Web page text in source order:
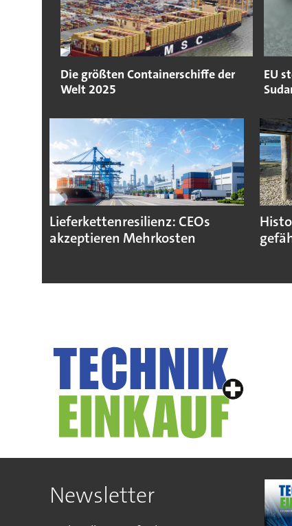
Die größten Containerschiffe der
Welt 2025
EU
Lieferkettenresilienz: CEOs
akzeptieren Mehrkosten
Newsletter